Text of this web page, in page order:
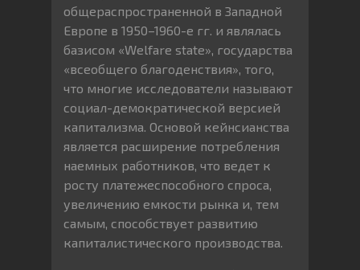
общераспространенной в Западной
Европе в 1950–1960-е гг. и являлась
базисом «Welfare state», государства
«всеобщего благоденствия», того,
что многие исследователи называют
социал-демократической версией
капитализма. Основой кейнсианства
является расширение потребления
наемных работников, что ведет к
росту платежеспособного спроса,
увеличению емкости рынка и, тем
самым, способствует развитию
капиталистического производства.